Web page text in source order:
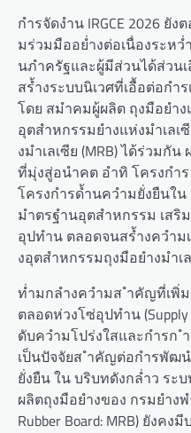
กำรจัดงำน IRGCE 2026 ยั
มร่วมมืออย่ำงต่อเนื่องระห
นภำครัฐและผู้มีส่วนได้ส่วน
สร้ำงระบบนิเวศที่เอื้อต่อกำ
โดย สมำคมผู้ผลิต ถุงมือยำง
อุตสำหกรรมยำงแห่งมำเลเ
งมำเลเซีย (MRB) ได้ร่วมกั
ที่มุ่งสู่อนำคต อำทิ โครงกำร
โครงกำรด้ำนควำมยั่งยืนใ
มำตรฐำนอุตสำหกรรม เส
อุปทำน ตลอดจนสร้ำงควำ
งอุตสำหกรรมถุงมือยำงมำเ
ท่ำมกลำงควำมส ำคัญที่เพิ่
ตลอดห่วงโซ่อุปทำน (Supply
ดับควำมโปร่งใสและกำรก
เป็นปัจจัยส ำคัญต่อกำรพัฒ
ยั่งยืน ใน บริบทดังกล่ำว ร
ผลิตถุงมือยำงของ กรมยำงพ
Rubber Board: MRB) ยังค